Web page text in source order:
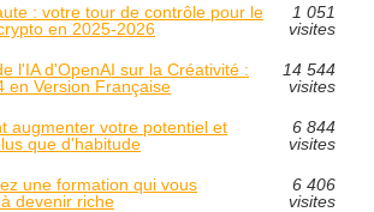
: votre tour de contrôle pour le
en 2025‑2026
1 051
visites
l'IA d'OpenAI sur la Créativité :
en Version Française
14 544
visites
augmenter votre potentiel et
que d'habitude
6 844
visites
une formation qui vous
devenir riche
6 406
visites